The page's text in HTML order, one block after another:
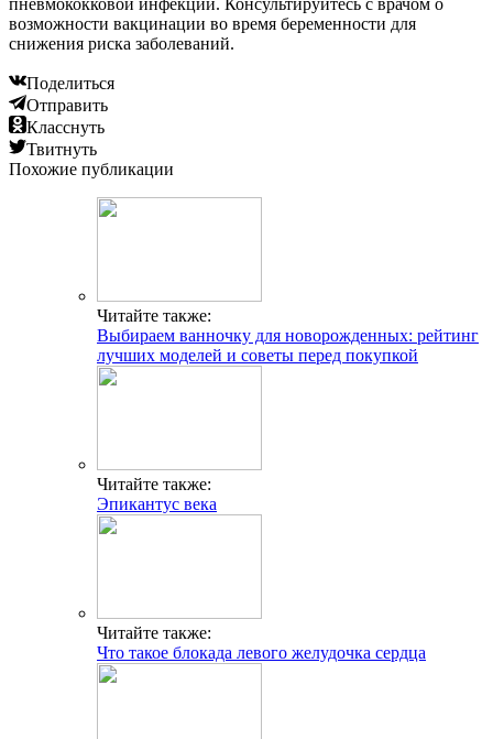
возможности вакцинации во время беременности для
снижения риска заболеваний.
Поделиться
Отправить
Класснуть
Твитнуть
Похожие публикации
Читайте также:
Выбираем ванночку для новорожденных: рейтинг
лучших моделей и советы перед покупкой
Читайте также:
Эпикантус века
Читайте также:
Что такое блокада левого желудочка сердца